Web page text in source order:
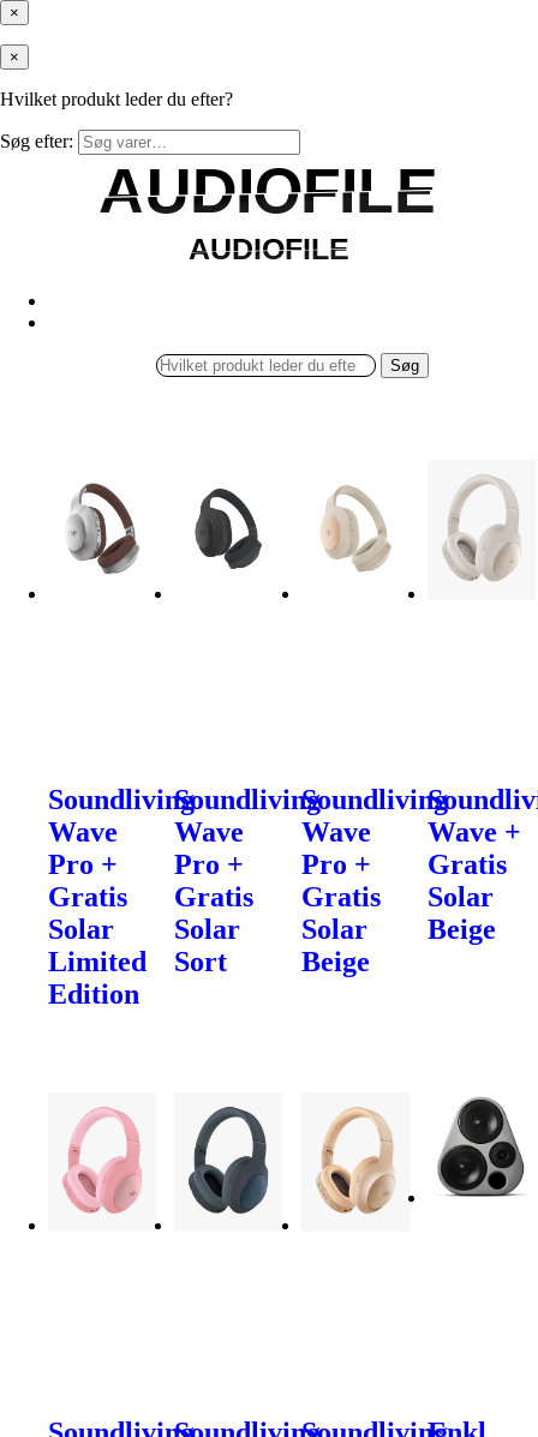
×
×
Hvilket produkt leder du efter?
Søg efter:
AUDIOFILE
AUDIOFILE
AUDIOFILE
AUDIOFILE
Søg
Soundliving
Wave
Pro +
Gratis
Solar
Limited
Edition
Soundliving
Wave
Pro +
Gratis
Solar
Sort
Soundliving
Wave
Pro +
Gratis
Solar
Beige
Wave +
Gratis
Solar
Beige